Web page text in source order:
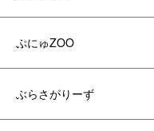
ぷにゅZOO
ぶらさがりーず